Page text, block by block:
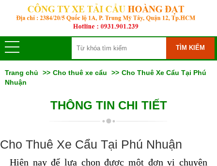
TÌM KIẾM
Trang chủ Cho thuê xe cẩu
Cho Thuê Xe Cẩu Tại Phú
Nhuận
THÔNG TIN CHI TIẾT
Cho Thuê Xe Cẩu Tại Phú Nhuận